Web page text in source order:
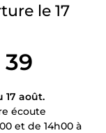
le 17
17 août.
écoute
et de 14h00 à